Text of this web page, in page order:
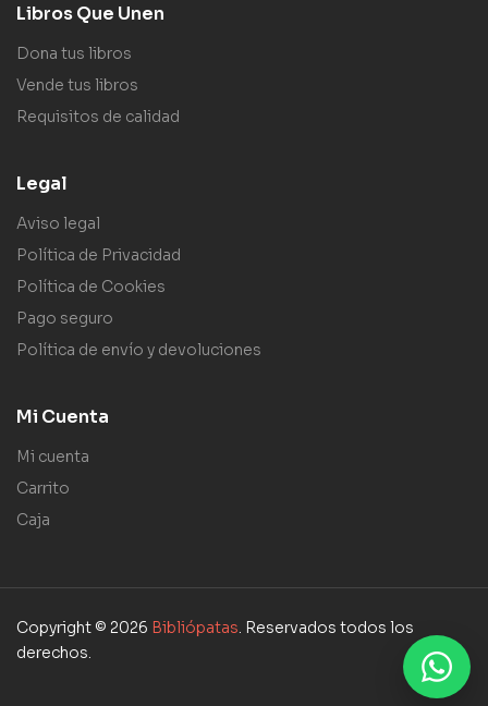
Libros Que Unen
Dona tus libros
Vende tus libros
Requisitos de calidad
Legal
Aviso legal
Política de Privacidad
Política de Cookies
Pago seguro
Política de envío y devoluciones
Mi Cuenta
Mi cuenta
Carrito
Caja
Copyright © 2026 Bibliópatas. Reservados todos los
derechos.